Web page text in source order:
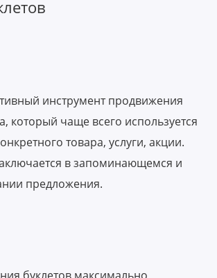
инструмент продвижения
который чаще всего используется
товара, услуги, акции.
в запоминающемся и
предложения.